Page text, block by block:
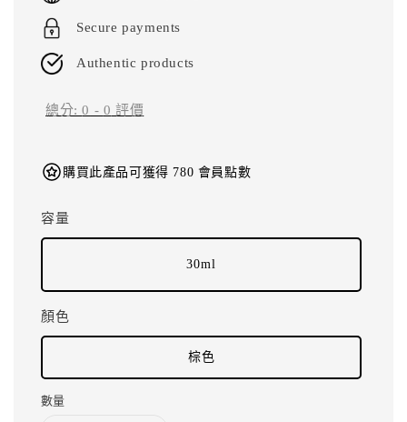
Secure payments
Authentic products
總分:0 - 0 評價
購買此產品可獲得 780 會員點數
容量
30ml
顏色
棕色
數量